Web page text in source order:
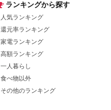
ランキングから探す
人気ランキング
還元率ランキング
家電ランキング
高額ランキング
一人暮らし
食べ物以外
その他のランキング